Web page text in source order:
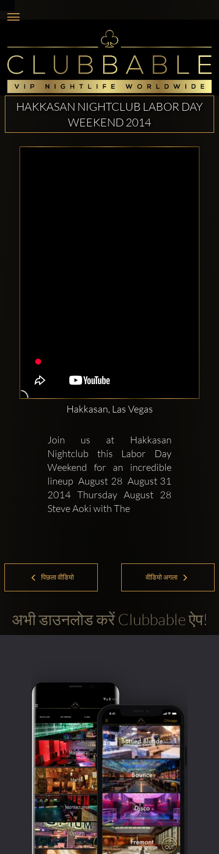
HAKKASAN NIGHTCLUB LABOR DAY
WEEKEND 2014
Hakkasan, Las Vegas
Join us at Hakkasan
Nightclub this Labor Day
Weekend for an incredible
lineup  August 28  August 31
2014 Thursday August 28
Steve Aoki with The
पिछला वीडियो वीडियो अगला
अभी डाउनलोड करें Clubbable ऐप!